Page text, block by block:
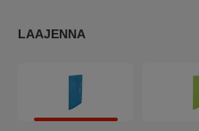
LAAJENNA